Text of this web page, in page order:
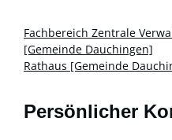
Fachbereich Zentrale
[Gemeinde Dauchingen]
Rathaus [Gemeinde
Persönlicher